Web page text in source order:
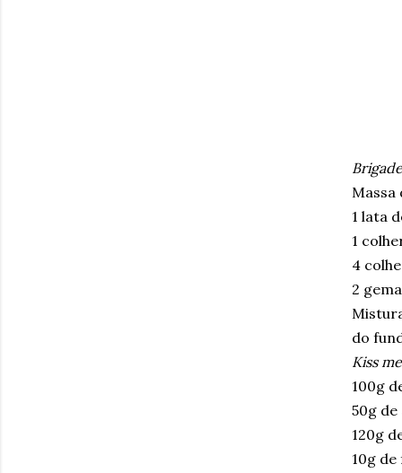
Massa
1 lata
1
4
2
do
Kiss me
100g
50g de
120g
10g